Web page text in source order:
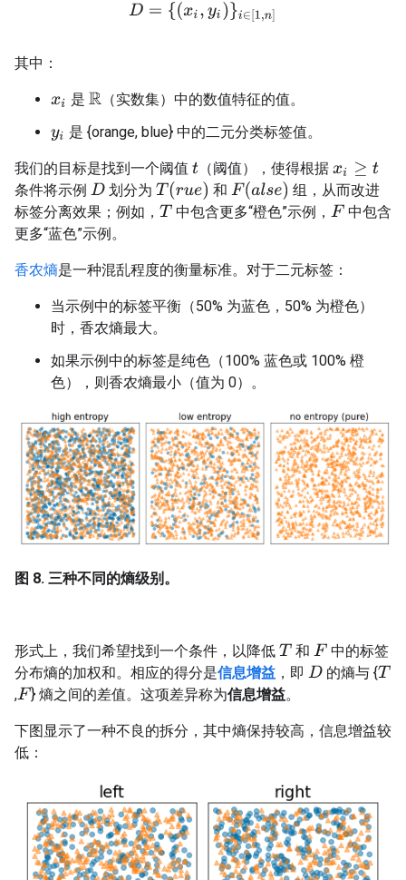
D ={ (xi,yi )}i∈ 1,n]
其中：
xi 是 R
（实数集）中的数值特征的值。
yi 是 {orange, blue} 中的二元分类标签值。
我们的目标是找到一个阈值 t （阈值），使得根据xi≥ t
条件将示例 D 划分为T(rue) 和 F(alse)
组，从而改进
标签分离效果；例如， T 中包含更多“橙色”示例， F 中包含
更多“蓝色”示例。
香农熵是一种混乱程度的衡量标准。对于二元标签：
当示例中的标签平衡（50% 为蓝色，50% 为橙色）
时，香农熵最大。
如果示例中的标签是纯色（100% 蓝色或 100% 橙
色），则香农熵最小（值为 0）。
图 8. 三种不同的熵级别。
形式上，我们希望找到一个条件，以降低 T 和 F 中的标签
分布熵的加权和。相应的得分是信息增益 ，即 D 的熵与 {T
,F } 熵之间的差值。这项差异称为信息增益。
下图显示了一种不良的拆分，其中熵保持较高，信息增益较
低：